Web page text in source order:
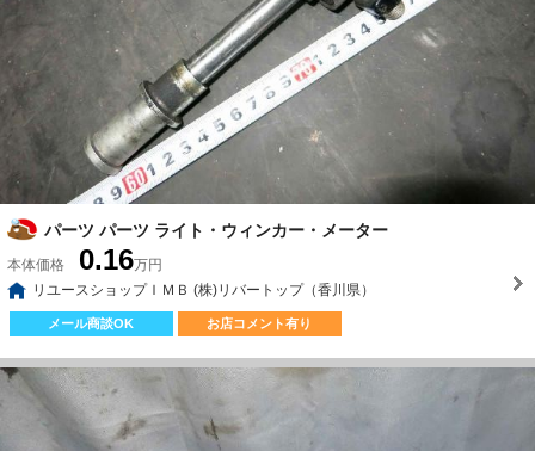
パーツ パーツ ライト・ウィンカー・メーター
本体価格 0.16万円
リユースショップＩＭＢ (株)リバートップ（香川県）
メール商談OK お店コメント有り